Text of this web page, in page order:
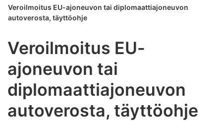
Veroilmoitus EU-ajoneuvon tai diplomaattiajoneuvon
autoverosta, täyttöohje
Veroilmoitus EU-
ajoneuvon tai
diplomaattiajoneuvon
autoverosta, täyttöohje